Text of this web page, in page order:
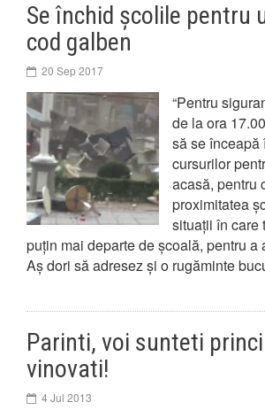
Se închid școlile pentru
cod galben
20 Sep 2017
“Pentru
de la ora
să se înceapă
cursurilor
acasă, pentru
proximitatea
situații în care
puțin mai departe de școală, pentru a
Aș dori să adresez și o rugăminte
Parinti, voi sunteti
vinovati!
4 Jul 2013